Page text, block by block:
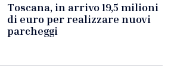
Toscana, in arrivo 19,5 milioni
di euro per realizzare nuovi
parcheggi